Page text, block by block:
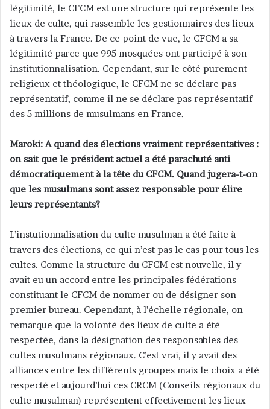
légitimité, le CFCM est une structure qui représente les
lieux de culte, qui rassemble les gestionnaires des lieux
à travers la France. De ce point de vue, le CFCM a sa
légitimité parce que 995 mosquées ont participé à son
institutionnalisation. Cependant, sur le côté purement
religieux et théologique, le CFCM ne se déclare pas
représentatif, comme il ne se déclare pas représentatif
des 5 millions de musulmans en France.
Maroki: A quand des élections vraiment représentatives :
on sait que le président actuel a été parachuté anti
démocratiquement à la tête du CFCM. Quand jugera-t-on
que les musulmans sont assez responsable pour élire
leurs représentants?
L’instutionnalisation du culte musulman a été faite à
travers des élections, ce qui n’est pas le cas pour tous les
cultes. Comme la structure du CFCM est nouvelle, il y
avait eu un accord entre les principales fédérations
constituant le CFCM de nommer ou de désigner son
premier bureau. Cependant, à l’échelle régionale, on
remarque que la volonté des lieux de culte a été
respectée, dans la désignation des responsables des
cultes musulmans régionaux. C’est vrai, il y avait des
alliances entre les différents groupes mais le choix a été
respecté et aujourd’hui ces CRCM (Conseils régionaux du
culte musulman) représentent effectivement les lieux